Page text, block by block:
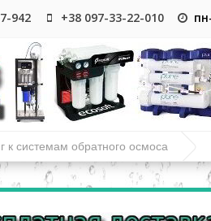
942 +38 097-33-22-010
системам обратного осмоса